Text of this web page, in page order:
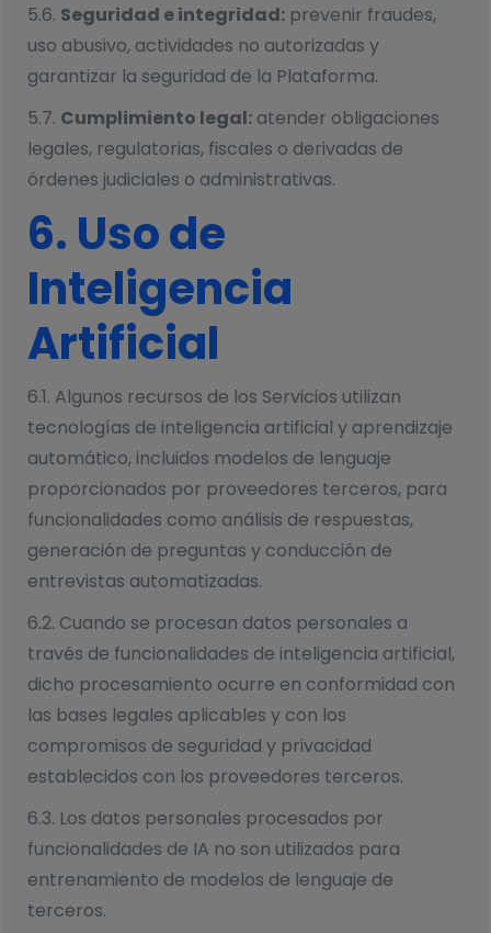
5.6. Seguridad e integridad: prevenir fraudes,
uso abusivo, actividades no autorizadas y
garantizar la seguridad de la Plataforma.
5.7. Cumplimiento legal: atender obligaciones
legales, regulatorias, fiscales o derivadas de
órdenes judiciales o administrativas.
6. Uso de
Inteligencia
Artificial
6.1. Algunos recursos de los Servicios utilizan
tecnologías de inteligencia artificial y aprendizaje
automático, incluidos modelos de lenguaje
proporcionados por proveedores terceros, para
funcionalidades como análisis de respuestas,
generación de preguntas y conducción de
entrevistas automatizadas.
6.2. Cuando se procesan datos personales a
través de funcionalidades de inteligencia artificial,
dicho procesamiento ocurre en conformidad con
las bases legales aplicables y con los
compromisos de seguridad y privacidad
establecidos con los proveedores terceros.
6.3. Los datos personales procesados por
funcionalidades de IA no son utilizados para
entrenamiento de modelos de lenguaje de
terceros.